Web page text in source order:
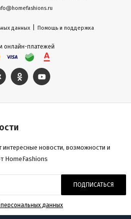
данных Помощь и поддержка
онлайн-платежей
интересные новости, возможности и
HomeFashions
ПОДПИСАТЬСЯ
данных